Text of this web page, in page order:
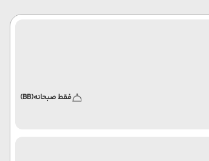
فقط صبحانه(BB)